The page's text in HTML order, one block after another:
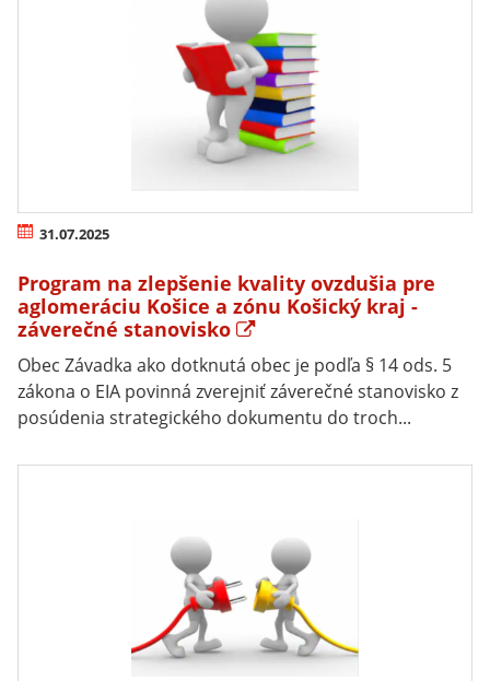
31.07.2025
Program na zlepšenie kvality ovzdušia pre
aglomeráciu Košice a zónu Košický kraj -
záverečné stanovisko
Obec Závadka ako dotknutá obec je podľa § 14 ods. 5
zákona o EIA povinná zverejniť záverečné stanovisko z
posúdenia strategického dokumentu do troch...